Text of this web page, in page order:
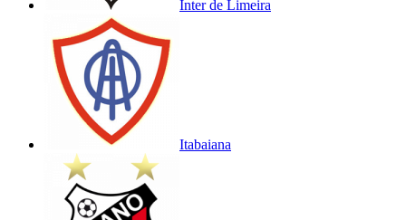
Inter de Limeira
Itabaiana